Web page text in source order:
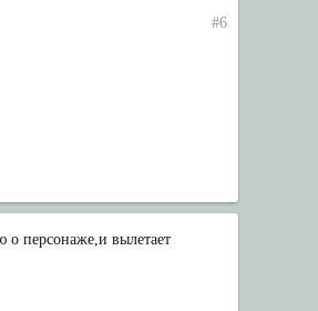
#6
персонаже,и вылетает